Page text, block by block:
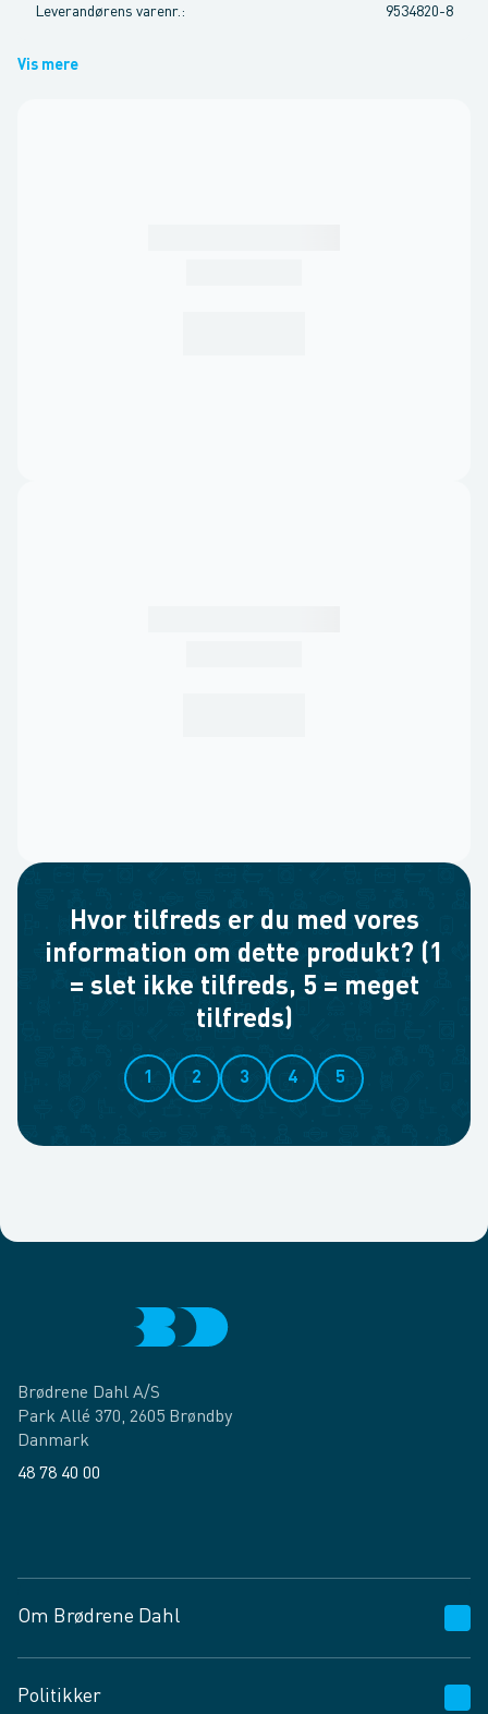
Leverandørens varenr. : 9534820-8
Vis mere
Hvor tilfreds er du med vores
information om dette produkt? (1
= slet ikke tilfreds, 5 = meget
tilfreds)
1 2 3 4 5
Brødrene Dahl A/S
Park Allé 370, 2605 Brøndby
Danmark
48 78 40 00
Om Brødrene Dahl
Vagttelefon 30 10 89 89
Politikker